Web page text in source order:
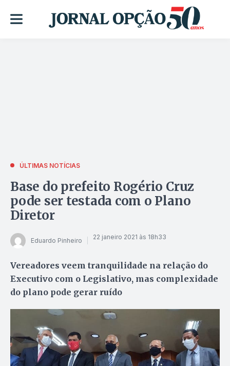
ÚLTIMAS NOTÍCIAS
Base do prefeito Rogério Cruz
pode ser testada com o Plano
Diretor
Eduardo Pinheiro 22 janeiro 2021 às 18h33
Vereadores veem tranquilidade na relação do
Executivo com o Legislativo, mas complexidade
do plano pode gerar ruído